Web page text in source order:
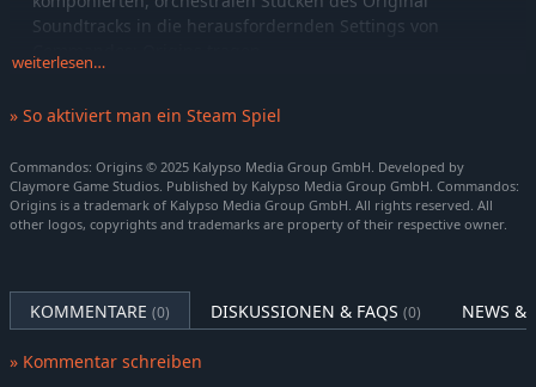
Soundtracks in die herausfordernden Settings von
Commandos: Origins tragen.
deine eigene Green-Beret-Büste nach Hause.
ALARM! Du wurdest für eine Spezialmission ausgewählt, die
über das Schicksal der Welt entscheiden wird. Erlebe die
Entstehung der legendären Eliteeinheit inCommandos:
Und damit zu den Tagen, in denen Jack O’Hara – der Green
Beret – und seine fünf Kameraden zu der berühmt-
jene Missionen zu erledigen, an die sich niemand sonst
weiterlesen…
» So aktiviert man ein Steam Spiel
Commandos: Origins © 2025 Kalypso Media Group GmbH. Developed by
Claymore Game Studios. Published by Kalypso Media Group GmbH. Commandos:
Origins is a trademark of Kalypso Media Group GmbH. All rights reserved. All
other logos, copyrights and trademarks are property of their respective owner.
KOMMENTARE (0) DISKUSSIONEN & FAQS (0) NEWS &
» Kommentar schreiben